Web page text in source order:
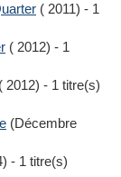
( 2011) - 1
( 2012) - 1
( 2012) - 1 titre(s)
(Décembre
- 1 titre(s)